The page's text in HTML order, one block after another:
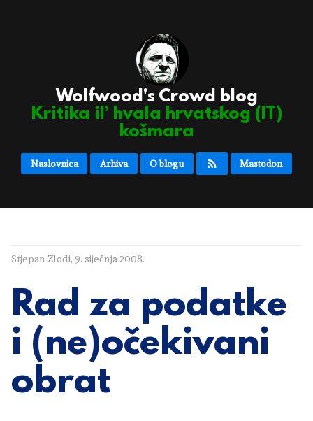
Wolfwood's Crowd blog
Kritika il’ hvala hrvatskog (IT)
košmara
Naslovnica Arhiva O blogu Mastodon
Stjepan Zlodi, 9. siječnja 2008.
Rad za podatke
i (ne)očekivani
obrat